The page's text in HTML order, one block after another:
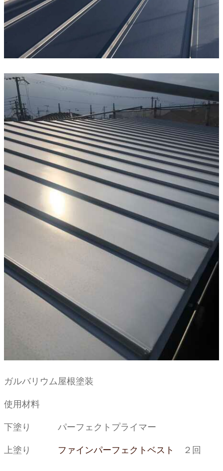
ガルバリウム屋根塗装
使用材料
下塗り パーフェクトプライマー
上塗り ファインパーフェクトベスト ２回